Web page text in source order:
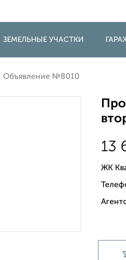
ЗЕМЕЛЬНЫЕ УЧАСТКИ
Объявление №8010
13
ЖК